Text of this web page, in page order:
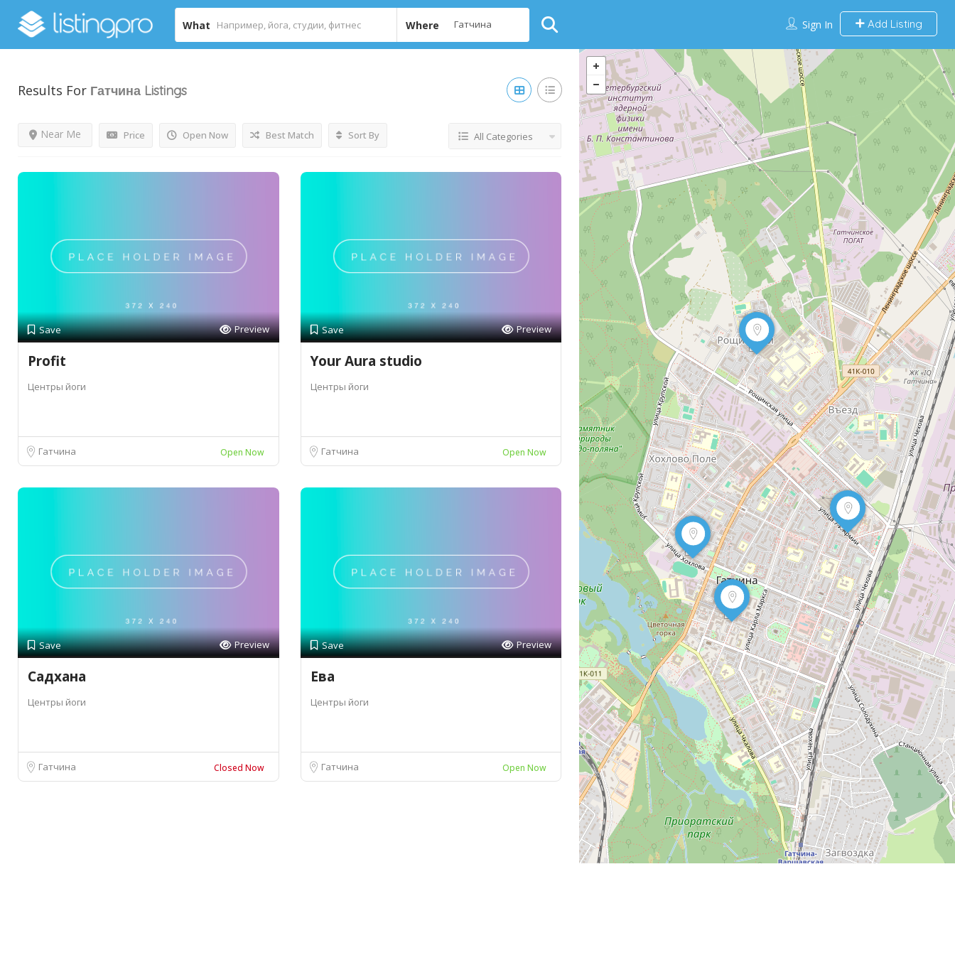
What Where Sign In Add Listing
Results For Гатчина Listings
Price Open Now
Near Me Best Match Sort By All Categories
Save Preview
Profit
Центры йоги
Гатчина Open Now
Save Preview
Your Aura studio
Центры йоги
Гатчина Open Now
Save Preview
Садхана
Центры йоги
Гатчина Closed Now
Save Preview
Ева
Центры йоги
Гатчина Open Now